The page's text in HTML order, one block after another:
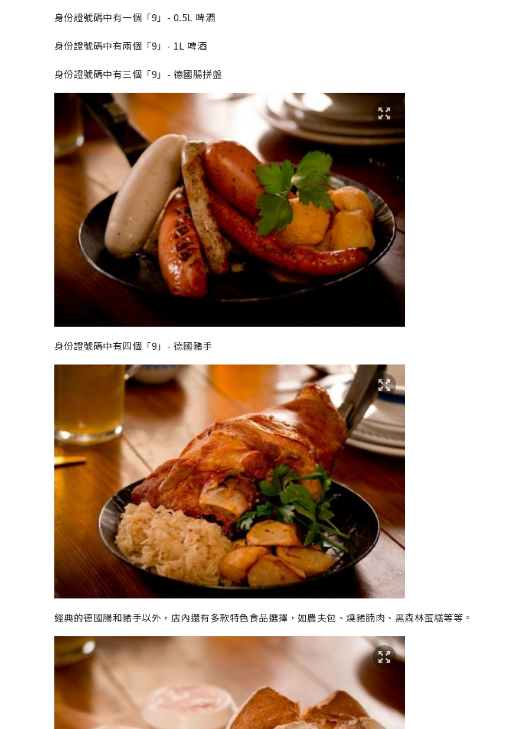
身份證號碼中有一個「9」- 0.5L 啤酒
身份證號碼中有兩個「9」- 1L 啤酒
身份證號碼中有三個「9」- 德國腸拼盤
身份證號碼中有四個「9」- 德國豬手
經典的德國腸和豬手以外，店內還有多款特色食品選擇，如農夫包、燒豬腩肉、黑森林蛋糕等等。